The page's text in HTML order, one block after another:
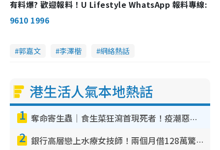
有料爆? 歡迎報料！U Lifestyle WhatsApp 報料專線:
9610 1996
郭嘉文 李澤楷 網絡熱話
港生活人氣本地熱話
1 奪命寄生蟲｜食生菜狂瀉首現死者！疫潮惡化錄1.8萬宗病例 揭洗菜3大謬誤
2 銀行高層戀上水療女技師！兩個月借128萬驚覺「沉船」沉落火海 揭背後疑似邪教操控賣淫